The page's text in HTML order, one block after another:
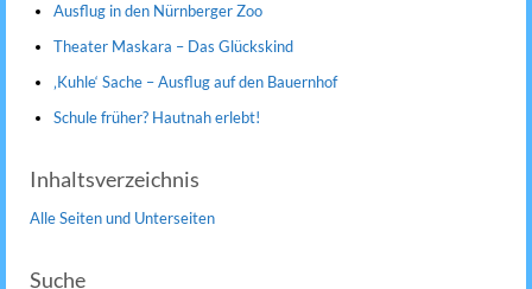
Ausflug in den Nürnberger Zoo
Theater Maskara – Das Glückskind
‚Kuhle‘ Sache – Ausflug auf den Bauernhof
Schule früher? Hautnah erlebt!
Inhaltsverzeichnis
Alle Seiten und Unterseiten
Suche